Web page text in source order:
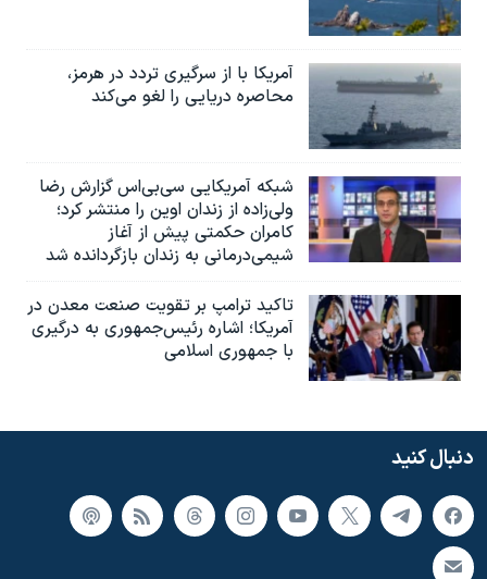
آمریکا با از سرگیری تردد در هرمز،
محاصره دریایی را لغو می‌کند
شبکه آمریکایی سی‌بی‌‌اس گزارش رضا
ولی‌زاده از زندان اوین را منتشر کرد؛
کامران حکمتی پیش از آغاز
شیمی‌درمانی به زندان بازگردانده شد
تاکید ترامپ بر تقویت صنعت معدن در
آمریکا؛ اشاره رئیس‌جمهوری به درگیری
با جمهوری اسلامی
دنبال کنید